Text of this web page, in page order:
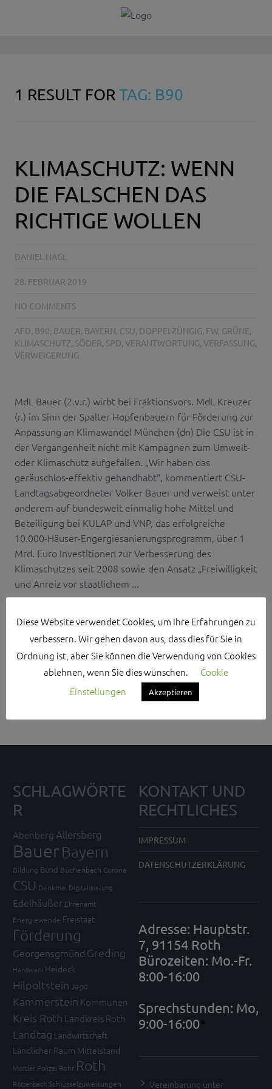
1 RESULT FORTAG: B90
KLIMASCHUTZ: WENN
DIE FALSCHEN DAS
RICHTIGE WOLLEN
DANIEL NAGL
28. FEBRUAR 2019
NO COMMENTS
AFD, B90, BAUER, BAYERN, CSU, DOPPELZÜNGIG, FW, GRÜNE,
KLIMASCHUTZ, SÖDER, SPD, VERANTWORTUNG, VERFASSUNG,
VERWEIGERUNG
MdL Bauer (2.v.r.) wirbt bei Fraktionsvors. MdL Kreuzer
(r.) im Sinn der Spalter Hopfenbauern für Förderung zur
Anpassung an Klimawandel München (dn) Die CSU ist in
der Vergangenheit nicht mit Kampagnen zum Umwelt-
oder Klimaschutz aufgefallen. „Wir haben das
geräuschlos-effektiv gehandhabt“, kommentiert CSU-
Landtagsabgeordneter Volker Bauer und verweist unter
anderem auf bundesweit einmalig hohe Mittel und
Beteiligung bei KULAP und VNP, das erfolgreiche
10.000-Häuser-Engergiesanierungsprogramm, über 1
Mrd. Euro Investitionen zur Verbesserung des
Klimaschutzes seit 2008 sowie den Ansatz „Freiwilligkeit
und Anreiz vor staatlichem ...
Search Sidebar Widget Area
Please login and add some widgets to this widget area.
SCHLAGWÖRTE
R
Abenberg Allersberg
Bauer Bayern
Bildung Bund Büchenbach Corona
CSU Denkmal Digitalisierung
Edelhäußer Ehrenamt
Energiewende Freistaat
Förderung
Georgensgmünd Greding
Handwerk Heideck
Hilpoltstein Jagd
Kammerstein Kommunen
Kreis Roth Landkreis Roth
Landtag Landwirtschaft
Ländlicher Raum Mittelstand
Mortler Polizei Rohr Roth
Röttenbach Schlüsselzuweisungen
KONTAKT UND
RECHTLICHES
IMPRESSUM
DATENSCHUTZERKLÄRUNG
Adresse: Hauptstr.
7, 91154 Roth
Bürozeiten: Mo.-Fr.
8:00-16:00
Sprechstunden: Mo,
9:00-16:00*
Vereinbarung unter
Diese Website verwendet Cookies, um Ihre Erfahrungen zu
verbessern. Wir gehen davon aus, dass dies für Sie in
Ordnung ist, aber Sie können die Verwendung von Cookies
ablehnen, wenn Sie dies wünschen.
Cookie
Einstellungen
Akzeptieren